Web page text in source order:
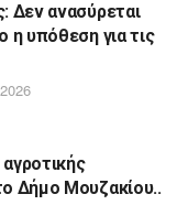
Δεν ανασύρεται
η υπόθεση για τις
Δήμο Μουζακίου..